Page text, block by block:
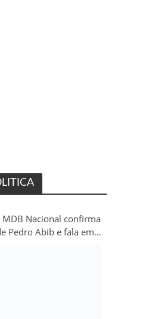
MDB Nacional confirma
Pedro Abib e fala em